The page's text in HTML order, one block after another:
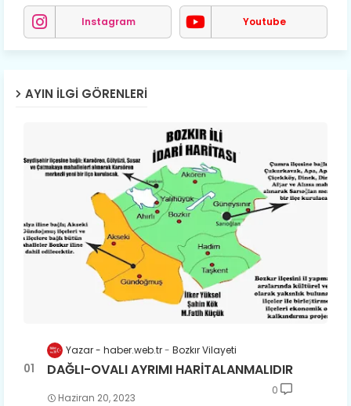
Instagram Youtube
AYIN İLGI GÖRENLERI
Yazar - haber.web.tr Bozkır Vilayeti
DAĞLI-OVALI AYRIMI HARİTALANMALIDIR
Haziran 20, 2023
0